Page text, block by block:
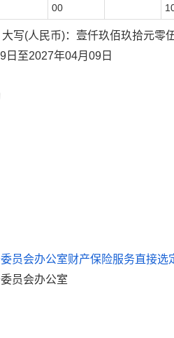
00
写(人民币)：壹仟玖佰玖拾元零
日至2027年04月09日
员会办公室财产保险服务直接选
员会办公室